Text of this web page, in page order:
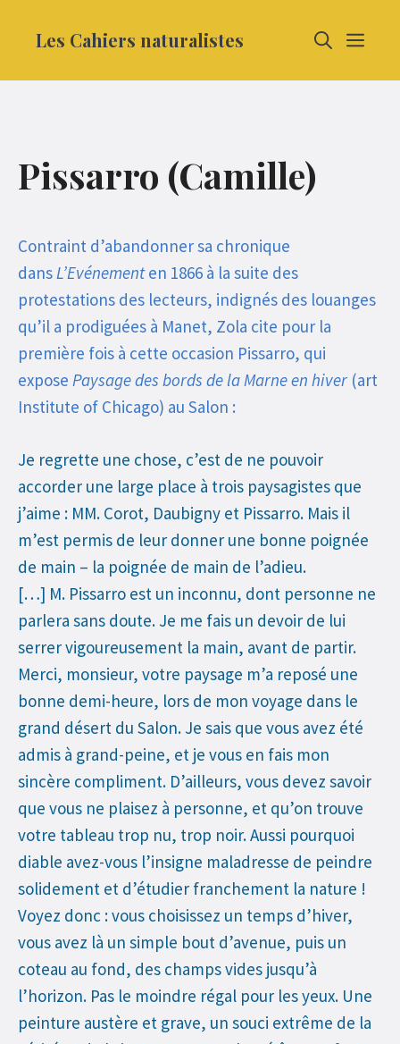
Les Cahiers naturalistes
Pissarro (Camille)
Contraint d’abandonner sa chronique
dansL’Evénementen 1866 à la suite des
protestations des lecteurs, indignés des louanges
qu’il a prodiguées à Manet, Zola cite pour la
première fois à cette occasion Pissarro, qui
expose Paysage des bords de la Marne en hiver (art
Institute of Chicago) au Salon :
Je regrette une chose, c’est de ne pouvoir
accorder une large place à trois paysagistes que
j’aime : MM. Corot, Daubigny et Pissarro. Mais il
m’est permis de leur donner une bonne poignée
de main – la poignée de main de l’adieu.
[…] M. Pissarro est un inconnu, dont personne ne
parlera sans doute. Je me fais un devoir de lui
serrer vigoureusement la main, avant de partir.
Merci, monsieur, votre paysage m’a reposé une
bonne demi-heure, lors de mon voyage dans le
grand désert du Salon. Je sais que vous avez été
admis à grand-peine, et je vous en fais mon
sincère compliment. D’ailleurs, vous devez savoir
que vous ne plaisez à personne, et qu’on trouve
votre tableau trop nu, trop noir. Aussi pourquoi
diable avez-vous l’insigne maladresse de peindre
solidement et d’étudier franchement la nature !
Voyez donc : vous choisissez un temps d’hiver,
vous avez là un simple bout d’avenue, puis un
coteau au fond, des champs vides jusqu’à
l’horizon. Pas le moindre régal pour les yeux. Une
peinture austère et grave, un souci extrême de la